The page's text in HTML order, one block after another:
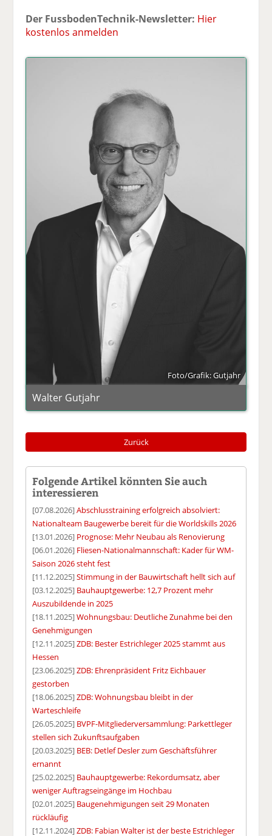
Der FussbodenTechnik-Newsletter: Hier
kostenlos anmelden
Foto/Grafik: Gutjahr
Walter Gutjahr
Zurück
Folgende Artikel könnten Sie auch
interessieren
[07.08.2026]Abschlusstraining erfolgreich absolviert:
Nationalteam Baugewerbe bereit für die Worldskills 2026
[13.01.2026] Prognose: Mehr Neubau als Renovierung
[06.01.2026] Fliesen-Nationalmannschaft: Kader für WM-
Saison 2026 steht fest
[11.12.2025]Stimmung in der Bauwirtschaft hellt sich auf
[03.12.2025] Bauhauptgewerbe: 12,7 Prozent mehr
Auszubildende in 2025
[18.11.2025]Wohnungsbau: Deutliche Zunahme bei den
Genehmigungen
[12.11.2025]ZDB: Bester Estrichleger 2025 stammt aus
Hessen
[23.06.2025]ZDB: Ehrenpräsident Fritz Eichbauer
gestorben
[18.06.2025]ZDB: Wohnungsbau bleibt in der
Warteschleife
[26.05.2025] BVPF-Mitgliederversammlung: Parkettleger
stellen sich Zukunftsaufgaben
[20.03.2025] BEB: Detlef Desler zum Geschäftsführer
ernannt
[25.02.2025] Bauhauptgewerbe: Rekordumsatz, aber
weniger Auftragseingänge im Hochbau
[02.01.2025] Baugenehmigungen seit 29 Monaten
rückläufig
[12.11.2024]ZDB: Fabian Walter ist der beste Estrichleger